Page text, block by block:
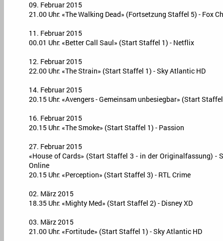
09. Februar 2015
21.00 Uhr: «The Walking Dead» (Fortsetzung Staffel 5) - Fox
11. Februar 2015
00.01 Uhr: «Better Call Saul» (Start Staffel 1) - Netflix
12. Februar 2015
22.00 Uhr: «The Strain» (Start Staffel 1) - Sky Atlantic HD
14. Februar 2015
20.15 Uhr: «Avengers - Gemeinsam unbesiegbar» (Start
16. Februar 2015
20.15 Uhr: «The Smoke» (Start Staffel 1) - Passion
27. Februar 2015
«House of Cards» (Start Staffel 3 - in der Originalfassung) -
Online
20.15 Uhr: «Perception» (Start Staffel 3) - RTL Crime
02. März 2015
18.35 Uhr: «Mighty Med» (Start Staffel 2) - Disney XD
03. März 2015
21.00 Uhr: «Fortitude» (Start Staffel 1) - Sky Atlantic HD